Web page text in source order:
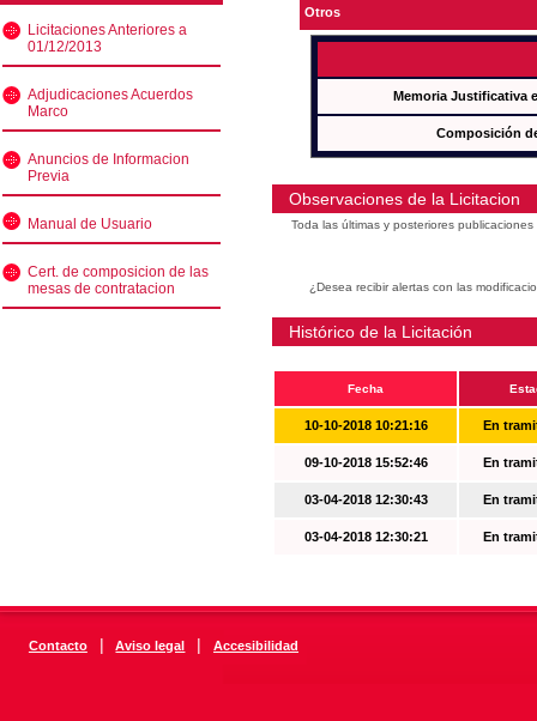
Licitaciones Anteriores a
01/12/2013
Adjudicaciones Acuerdos
Marco
Anuncios de Informacion
Previa
Manual de Usuario
Cert. de composicion de las
mesas de contratacion
Otros
Memoria Justificativa
Composición
Observaciones de la Licitacion
Toda las últimas y posteriores
¿Desea recibir alertas con las
Histórico de la Licitación
Fecha
10-10-2018 10:21:16 En
09-10-2018 15:52:46 En
03-04-2018 12:30:43 En
03-04-2018 12:30:21 En
Contacto | Aviso legal | Accesibilidad